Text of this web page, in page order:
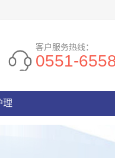
客户服务热线：
0551-
理